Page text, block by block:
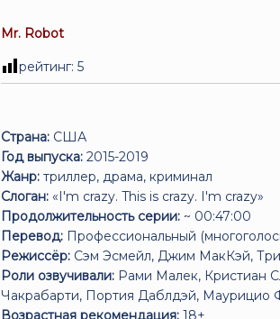
Mr. Robot
рейтинг:5
Страна: США
Год выпуска: 2015-2019
Жанр: триллер, драма, криминал
Слоган: «I'm crazy. This is crazy. I'm crazy»
Продолжительность серии: ~ 00:47:00
Перевод: Профессиональный
Режиссёр: Сэм Эсмейл, Джим МакКэй,
Роли озвучивали: Рами Малек, Кристиан
Чакрабарти, Портия Даблдэй, Маурицио
Возрастная рекомендация: 18+